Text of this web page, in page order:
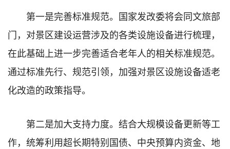
第一是完善标准规范。国家发改委将会同文旅部
门，对景区建设运营涉及的各类设施设备进行梳理，
在此基础上进一步完善适合老年人的相关标准规范。
通过标准先行、规范引领，加强对景区设施设备适老
化改造的政策指导。
第二是加大支持力度。结合大规模设备更新等工
作，统筹利用超长期特别国债、中央预算内资金、地